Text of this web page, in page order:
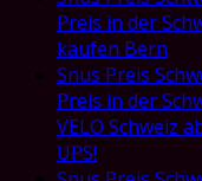
Preis in der
kaufen Bern
Snus Preis
Preis in der
VELO Schweiz
UPS!